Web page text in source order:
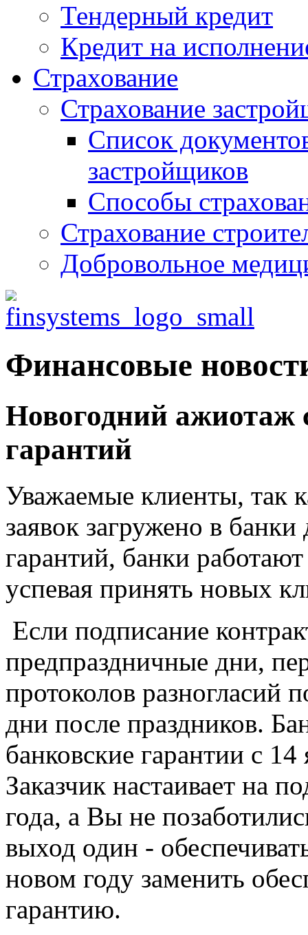
Тендерный кредит
Кредит на
Страхование
Страхование
Список
застройщиков
Способы
Страхование
Добровольное
Финансовые
Новогодний ажиотаж
гарантий
Уважаемые клиенты, так
заявок загружено в
гарантий, банки
успевая принять новых
Если подписание
предпраздничные дни,
протоколов разногласий
дни после праздников.
банковские гарантии с
Заказчик настаивает на
года, а Вы не
выход один -
новом году заменить
гарантию.